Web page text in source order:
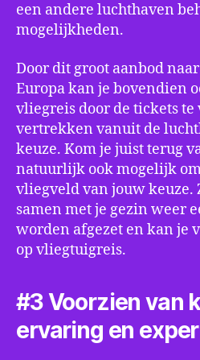
een andere luchthaven
mogelijkheden.
Door dit groot aanbod
Europa kan je bovendien
vliegreis door de tickets
vertrekken vanuit de
keuze. Kom je juist terug
natuurlijk ook mogelijk
vliegveld van jouw keuze.
samen met je gezin weer
worden afgezet en kan je
op vliegtuigreis.
#3 Voorzien van
ervaring en